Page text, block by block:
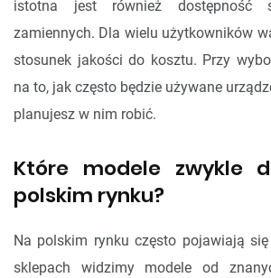
istotna jest również dostępność
zamiennych. Dla wielu użytkowników
stosunek jakości do kosztu. Przy
na to, jak często będzie używane
planujesz w nim robić.
Które modele zwykle
polskim rynku?
Na polskim rynku często pojawiają
sklepach widzimy modele od